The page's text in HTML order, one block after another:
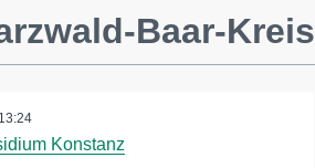
Baar-Kreis
Konstanz